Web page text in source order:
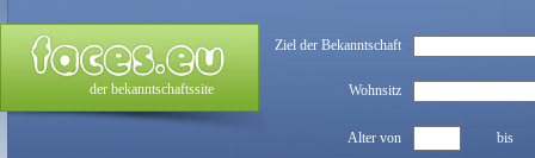
der bekanntschaftssite
Ziel der Bekanntschaft
Wohnsitz
Alter von bis